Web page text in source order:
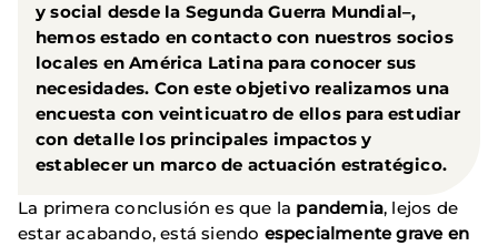
y social desde la Segunda Guerra Mundial–,
hemos estado en contacto con nuestros socios
locales en América Latina para conocer sus
necesidades. Con este objetivo realizamos una
encuesta con veinticuatro de ellos para estudiar
con detalle los principales impactos y
establecer un marco de actuación estratégico.
La primera conclusión es que la pandemia, lejos de
estar acabando, está siendo especialmente grave en